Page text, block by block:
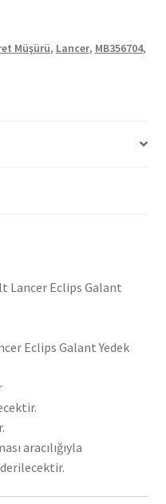
Müşürü, Lancer, MB356704,
Lancer Eclips Galant
Eclips Galant Yedek
aracılığıyla